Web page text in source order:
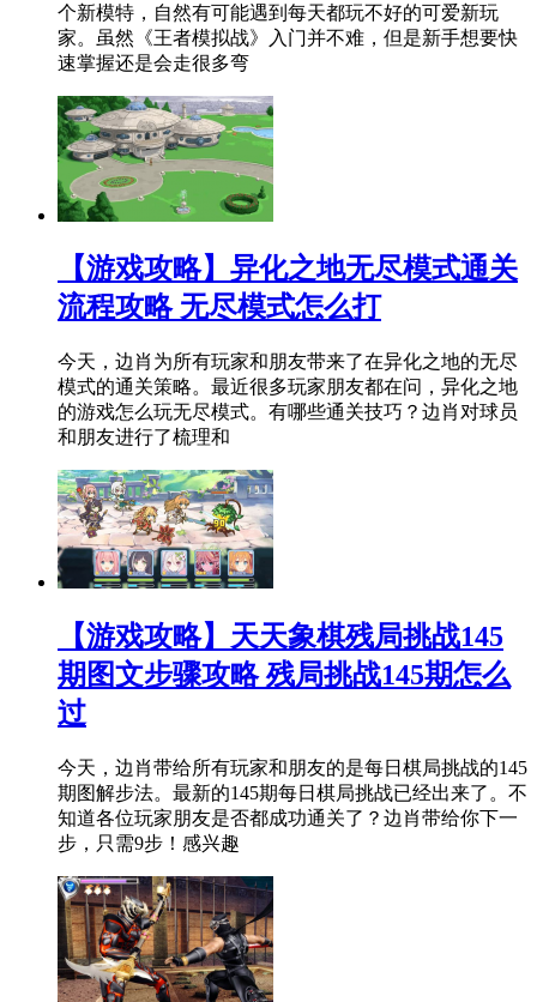
个新模特，自然有可能遇到每天都玩不好的可爱新玩
家。虽然《王者模拟战》入门并不难，但是新手想要快
速掌握还是会走很多弯
【游戏攻略】异化之地无尽模式通关
流程攻略 无尽模式怎么打
今天，边肖为所有玩家和朋友带来了在异化之地的无尽
模式的通关策略。最近很多玩家朋友都在问，异化之地
的游戏怎么玩无尽模式。有哪些通关技巧？边肖对球员
和朋友进行了梳理和
【游戏攻略】天天象棋残局挑战145
期图文步骤攻略 残局挑战145期怎么
过
今天，边肖带给所有玩家和朋友的是每日棋局挑战的145
期图解步法。最新的145期每日棋局挑战已经出来了。不
知道各位玩家朋友是否都成功通关了？边肖带给你下一
步，只需9步！感兴趣